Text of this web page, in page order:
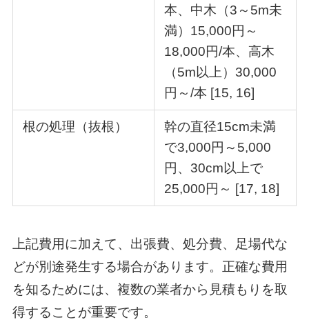
本、中木（3～5m未
満）15,000円～
18,000円/本、高木
（5m以上）30,000
円～/本 [15, 16]
根の処理（抜根）
幹の直径15cm未満
で3,000円～5,000
円、30cm以上で
25,000円～ [17, 18]
上記費用に加えて、出張費、処分費、足場代な
どが別途発生する場合があります。正確な費用
を知るためには、複数の業者から見積もりを取
得することが重要です。